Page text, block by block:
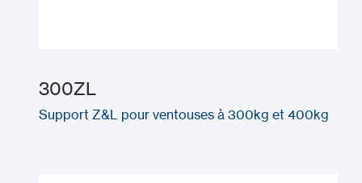
300ZL
Support Z&L pour ventouses à 300kg et 400kg